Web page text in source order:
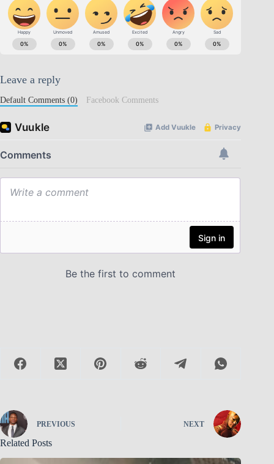
Leave a reply
Default Comments (0) Facebook Comments
PREVIOUS NEXT
Related Posts